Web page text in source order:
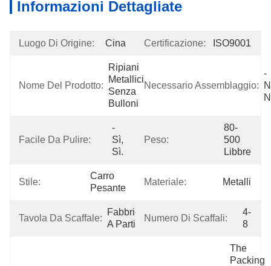
Informazioni Dettagliate
Luogo Di Origine: Cina Certificazione: ISO9001
Nome Del Prodotto:
Ripiani
Metallici
Senza
Bulloni
Necessario Assemblaggio:
-
Facile Da Pulire:
-
Sì,
Sì.
Peso:
80-
500
Libbre
Stile:
Carro
Pesante
Materiale: Metalli
Tavola Da Scaffale:
Fabbricazione
A Partire Da:
Numero Di Scaffali:
4-
8
The
Packing